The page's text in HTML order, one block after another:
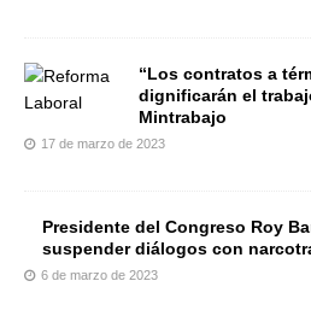
“Los contratos a
dignificarán el
Mintrabajo
17 de marzo de 2023
Presidente del Congreso Roy
suspender diálogos con
6 de marzo de 2023